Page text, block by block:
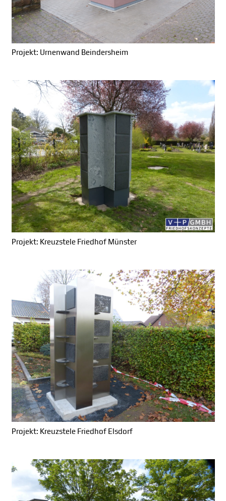
Projekt: Urnenwand Beindersheim
Projekt: Kreuzstele Friedhof Münster
Projekt: Kreuzstele Friedhof Elsdorf